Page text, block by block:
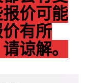
价可能
有所
谅解。